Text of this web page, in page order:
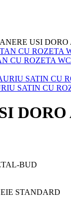
USI
CU ROZETA WC
SATIN CU
BUD
STANDARD